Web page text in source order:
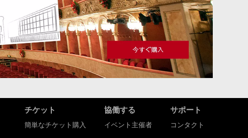
チケット
簡単なチケット購入
協働する
イベント主催者
サポート
コンタクト